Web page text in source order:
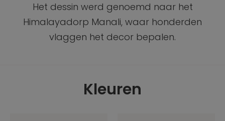
Het dessin werd genoemd naar het
Himalayadorp Manali, waar honderden
vlaggen het decor bepalen.
Kleuren